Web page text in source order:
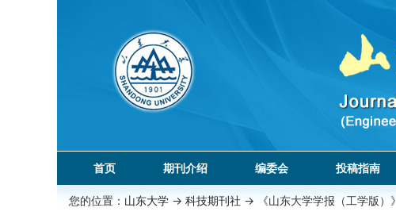
首页 期刊介绍 编委会 投稿指南
您的位置： 山东大学 -> 科技期刊社 -> 《山东大学学报（工学版）》